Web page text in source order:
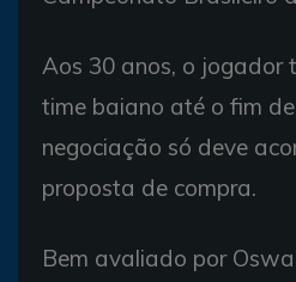
Aos 30 anos, o jogador
time baiano até o fim
negociação só deve
proposta de compra.
Bem avaliado por